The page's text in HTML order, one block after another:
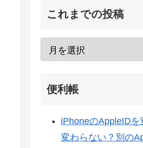
これまでの投稿
便利帳
iPhoneのAppleID
変わらない？別の